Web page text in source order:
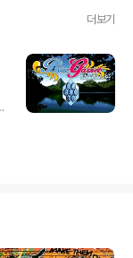
더보기